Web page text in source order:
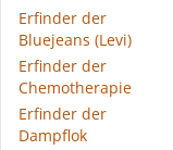
Erfinder der
Bluejeans (Levi)
Erfinder der
Chemotherapie
Erfinder der
Dampflok